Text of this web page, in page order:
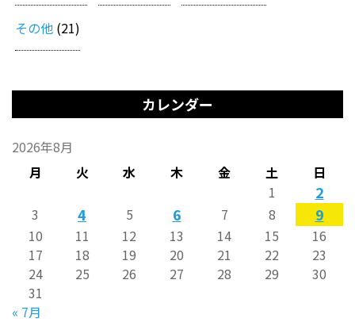
その他 (21)
カレンダー
2026年8月
月
火 水 木 金 土 日
« 7月
1 2
3 4 5 6 7 8 9
10 11 12 13 14 15
16
17
18 19 20 21 22
23
24
25 26 27 28 29
30
31